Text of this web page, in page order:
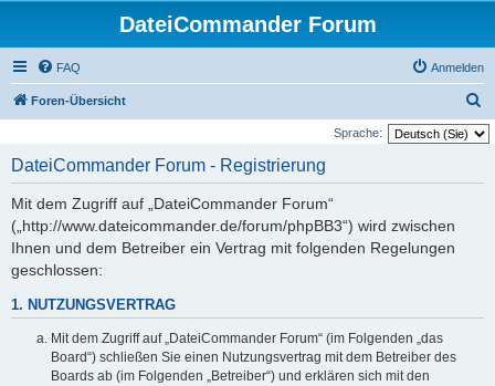
DateiCommander Forum
FAQ Anmelden
Foren-Übersicht
u
Sprache:
DateiCommander Forum - Registrierung
Mit dem Zugriff auf „DateiCommander Forum“
(„http://www.dateicommander.de/forum/phpBB3“) wird zwischen
Ihnen und dem Betreiber ein Vertrag mit folgenden Regelungen
geschlossen:
1. NUTZUNGSVERTRAG
Mit dem Zugriff auf „DateiCommander Forum“ (im Folgenden „das
Board“) schließen Sie einen Nutzungsvertrag mit dem Betreiber des
Boards ab (im Folgenden „Betreiber“) und erklären sich mit den